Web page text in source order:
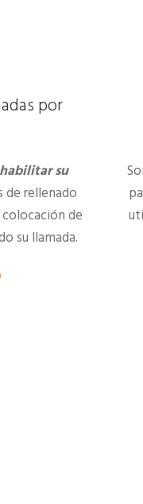
por
su
rellenado
de
su llamada.